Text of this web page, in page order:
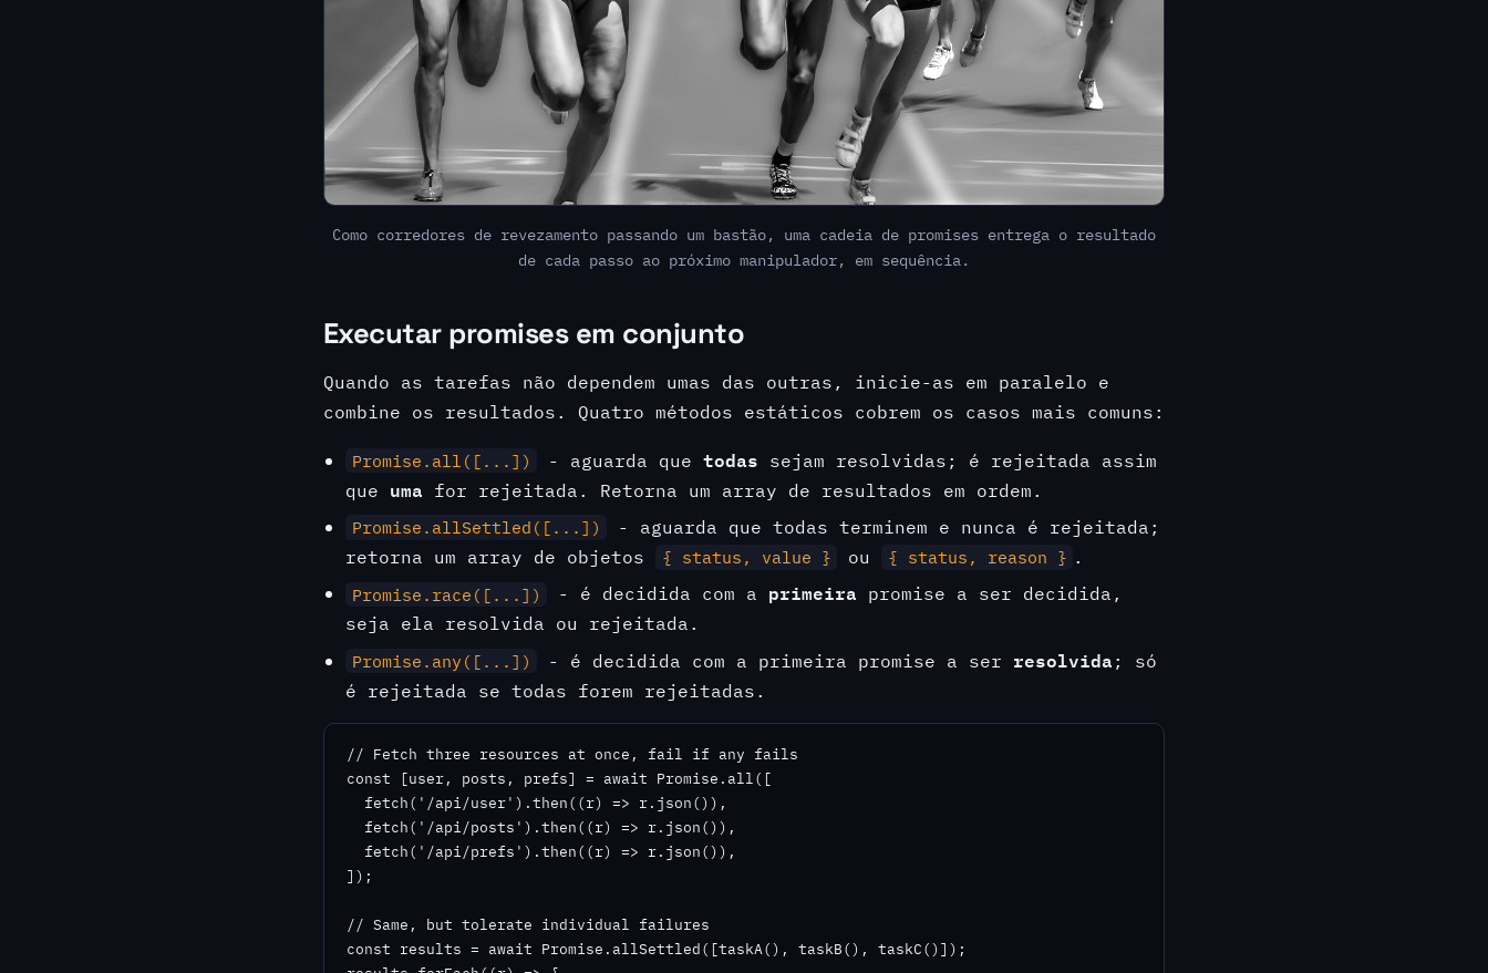
Como corredores de revezamento passando um bastão, uma cadeia de promises entrega o resultado
de cada passo ao próximo manipulador, em sequência.
Executar promises em conjunto
Quando as tarefas não dependem umas das outras, inicie-as em paralelo e
combine os resultados. Quatro métodos estáticos cobrem os casos mais comuns:
Promise.all([...]) - aguarda quetodas sejam resolvidas; é rejeitada assim
que uma for rejeitada. Retorna um array de resultados em ordem.
Promise.allSettled([...])
- aguarda que todas terminem e nunca é rejeitada;
retorna um array de objetos
{ status, value } ou { status, reason } .
Promise.race([...]) - é decidida com a primeira promise a ser decidida,
seja ela resolvida ou rejeitada.
Promise.any([...]) - é decidida com a primeira promise a ser resolvida; só
é rejeitada se todas forem rejeitadas.
// Fetch three resources at once, fail if any fails
const [user, posts, prefs] = await Promise.all([
  fetch('/api/user').then((r) => r.json()),
  fetch('/api/posts').then((r) => r.json()),
  fetch('/api/prefs').then((r) => r.json()),
]);
// Same, but tolerate individual failures
const results = await Promise.allSettled([taskA(), taskB(), taskC()]);